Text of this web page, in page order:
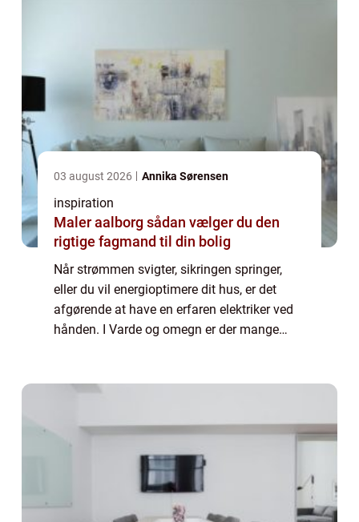
03 august 2026 Annika Sørensen
inspiration
Maler aalborg sådan vælger du den
rigtige fagmand til din bolig
Når strømmen svigter, sikringen springer,
eller du vil energioptimere dit hus, er det
afgørende at have en erfaren elektriker ved
hånden. I Varde og omegn er der mange